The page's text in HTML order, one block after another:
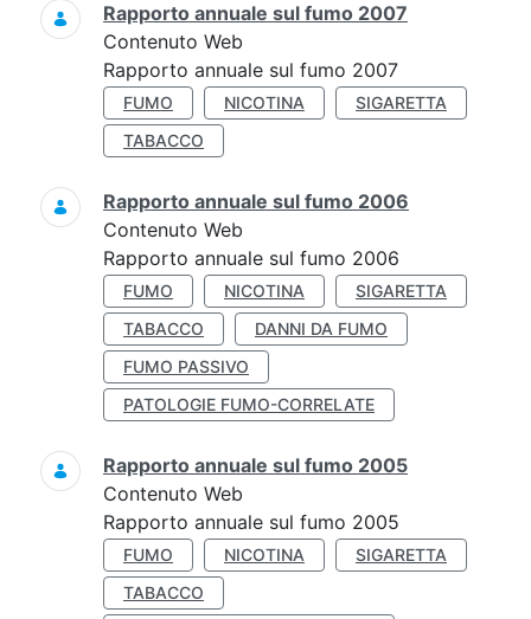
Rapporto annuale sul fumo 2007
Contenuto Web
Rapporto annuale sul fumo 2007
FUMO NICOTINA
SIGARETTA
TABACCO
Rapporto annuale sul fumo 2006
Contenuto Web
Rapporto annuale sul fumo 2006
FUMO NICOTINA
SIGARETTA
TABACCO
DANNI DA FUMO
FUMO PASSIVO
PATOLOGIE FUMO-CORRELATE
Rapporto annuale sul fumo 2005
Contenuto Web
Rapporto annuale sul fumo 2005
FUMO NICOTINA
SIGARETTA
TABACCO